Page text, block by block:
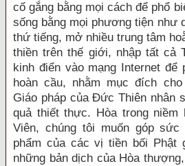
cố gắng bằng mọi cách để phổ
sống bằng mọi phương tiện như
thứ tiếng, mở nhiều trung tâm
thiền trên thế giới, nhập tất cả
kinh điển vào mạng Internet để
hoàn cầu, nhằm mục đích
Giáo pháp của Ðức Thiên nhân
quả thiết thực. Hòa trong niềm
Viên, chúng tôi muốn góp
phẩm của các vị tiền bối Phật
những bản dịch của Hòa